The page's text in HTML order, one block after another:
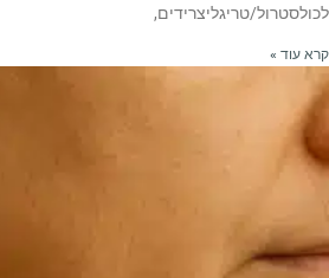
לכולסטרול/טריגליצרידים,
קרא עוד »